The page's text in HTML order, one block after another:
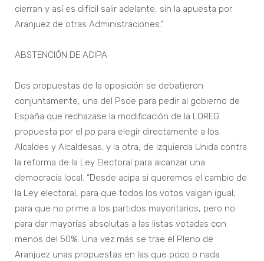
cierran y así es difícil salir adelante, sin la apuesta por
Aranjuez de otras Administraciones.”
ABSTENCIÓN DE ACIPA
Dos propuestas de la oposición se debatieron
conjuntamente, una del Psoe para pedir al gobierno de
España que rechazase la modificación de la LOREG
propuesta por el pp para elegir directamente a los
Alcaldes y Alcaldesas; y la otra, de Izquierda Unida contra
la reforma de la Ley Electoral para alcanzar una
democracia local. “Desde acipa si queremos el cambio de
la Ley electoral, para que todos los votos valgan igual,
para que no prime a los partidos mayoritarios, pero no
para dar mayorías absolutas a las listas votadas con
menos del 50%. Una vez más se trae el Pleno de
Aranjuez unas propuestas en las que poco o nada